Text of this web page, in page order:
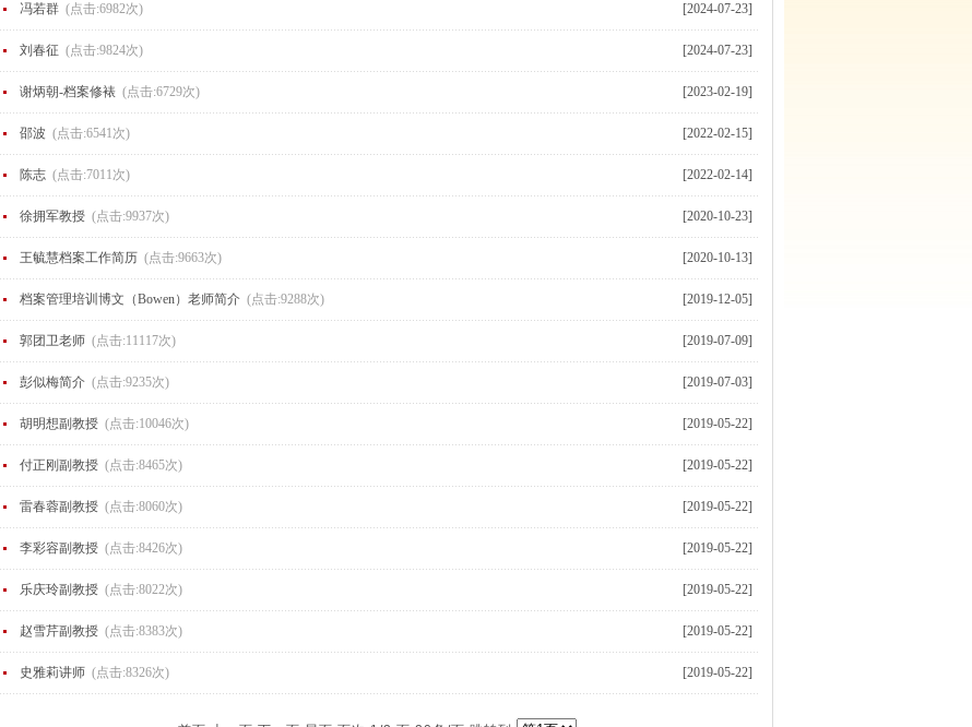
冯若群 (点击:6982次) [2024-07-23]
刘春征 (点击:9824次) [2024-07-23]
谢炳朝-档案修裱 (点击:6729次) [2023-02-19]
邵波 (点击:6541次) [2022-02-15]
陈志 (点击:7011次) [2022-02-14]
徐拥军教授 (点击:9937次) [2020-10-23]
王毓慧档案工作简历 (点击:9663次) [2020-10-13]
档案管理培训博文（Bowen）老师简介 (点击:9288次) [2019-12-05]
郭团卫老师 (点击:11117次) [2019-07-09]
彭似梅简介 (点击:9235次) [2019-07-03]
胡明想副教授 (点击:10046次) [2019-05-22]
付正刚副教授 (点击:8465次) [2019-05-22]
雷春蓉副教授 (点击:8060次) [2019-05-22]
李彩容副教授 (点击:8426次) [2019-05-22]
乐庆玲副教授 (点击:8022次) [2019-05-22]
赵雪芹副教授 (点击:8383次) [2019-05-22]
史雅莉讲师 (点击:8326次) [2019-05-22]